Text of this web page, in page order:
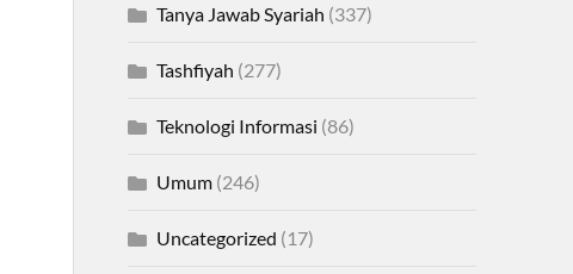
Tanya Jawab Syariah (337)
Tashfiyah (277)
Teknologi Informasi (86)
Umum(246)
Uncategorized (17)